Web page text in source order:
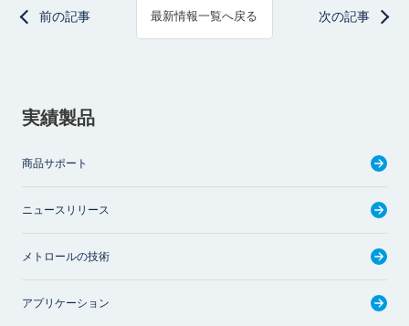
前の記事 最新情報一覧へ戻る 次の記事
実績製品
商品サポート
ニュースリリース
メトロールの技術
アプリケーション